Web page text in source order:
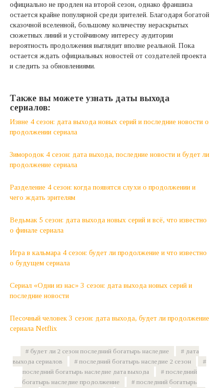
официально не продлен на второй сезон, однако франшиза
остается крайне популярной среди зрителей. Благодаря богатой
сказочной вселенной, большому количеству нераскрытых
сюжетных линий и устойчивому интересу аудитории
вероятность продолжения выглядит вполне реальной. Пока
остается ждать официальных новостей от создателей проекта
и следить за обновлениями.
Также вы можете узнать даты выхода
сериалов:
Извне 4 сезон: дата выхода новых серий и последние новости о
продолжении сериала
Зимородок 4 сезон: дата выхода, последние новости и будет ли
продолжение сериала
Разделение 4 сезон: когда появятся слухи о продолжении и
чего ждать зрителям
Ведьмак 5 сезон: дата выхода новых серий и всё, что известно
о финале сериала
Игра в кальмара 4 сезон: будет ли продолжение и что известно
о будущем сериала
Сериал «Одни из нас» 3 сезон: дата выхода новых серий и
последние новости
Песочный человек 3 сезон: дата выхода, будет ли продолжение
сериала Netflix
будет ли 2 сезон последний богатырь наследие
дата
выхода сериалов
последний богатырь наследие 2 сезон
последний богатырь наследие дата выхода
последний
богатырь наследие продолжение
последний богатырь